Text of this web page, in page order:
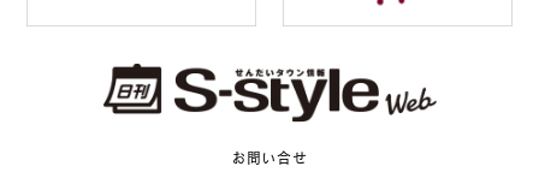
お問い合せ